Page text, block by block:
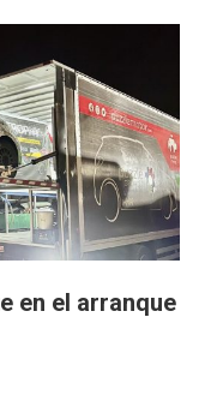
en el arranque